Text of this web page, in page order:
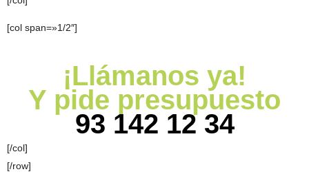
[col span=»1/2″]
¡Llámanos ya!
Y pide presupuesto
93 142 12 34
[/col]
[/row]